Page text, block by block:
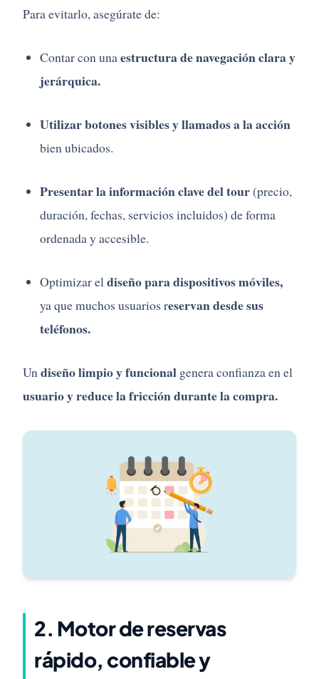
Para evitarlo, asegúrate de:
Contar con unaestructura de navegación clara y
jerárquica.
Utilizar botones visibles y llamados a la acción
bien ubicados.
Presentar la información clave del tour(precio,
duración, fechas, servicios incluidos) de forma
ordenada y accesible.
Optimizar eldiseño para dispositivos móviles,
ya que muchos usuarios reservan desde sus
teléfonos.
Undiseño limpio y funcional genera confianza en el
usuario y reduce la fricción durante la compra.
2. Motor de reservas
rápido, confiable y